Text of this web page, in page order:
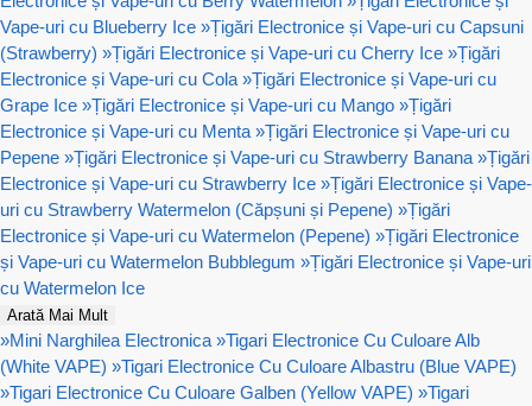
Vape-uri cu Blueberry Ice »Țigări Electronice și Vape-uri cu Capsuni
(Strawberry) »Țigări Electronice și Vape-uri cu Cherry Ice »Țigări
Electronice și Vape-uri cu Cola »Țigări Electronice și Vape-uri cu
Grape Ice »Țigări Electronice și Vape-uri cu Mango »Țigări
Electronice și Vape-uri cu Menta »Țigări Electronice și Vape-uri cu
Pepene »Țigări Electronice și Vape-uri cu Strawberry Banana »Țigări
Electronice și Vape-uri cu Strawberry Ice »Țigări Electronice și Vape-
uri cu Strawberry Watermelon (Căpșuni și Pepene) »Țigări
Electronice și Vape-uri cu Watermelon (Pepene) »Țigări Electronice
și Vape-uri cu Watermelon Bubblegum »Țigări Electronice și Vape-uri
cu Watermelon Ice
Arată Mai Mult
»Mini Narghilea Electronica »Tigari Electronice Cu Culoare Alb
(White VAPE) »Tigari Electronice Cu Culoare Albastru (Blue VAPE)
»Tigari Electronice Cu Culoare Galben (Yellow VAPE) »Tigari